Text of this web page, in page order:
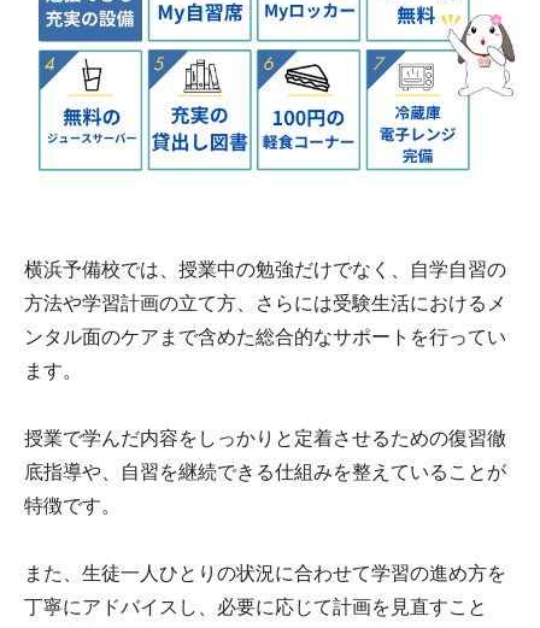
横浜予備校では、授業中の勉強だけでなく、自学自習の
方法や学習計画の立て方、さらには受験生活におけるメ
ンタル面のケアまで含めた総合的なサポートを行ってい
ます。
授業で学んだ内容をしっかりと定着させるための復習徹
底指導や、自習を継続できる仕組みを整えていることが
特徴です。
また、生徒一人ひとりの状況に合わせて学習の進め方を
丁寧にアドバイスし、必要に応じて計画を見直すこと